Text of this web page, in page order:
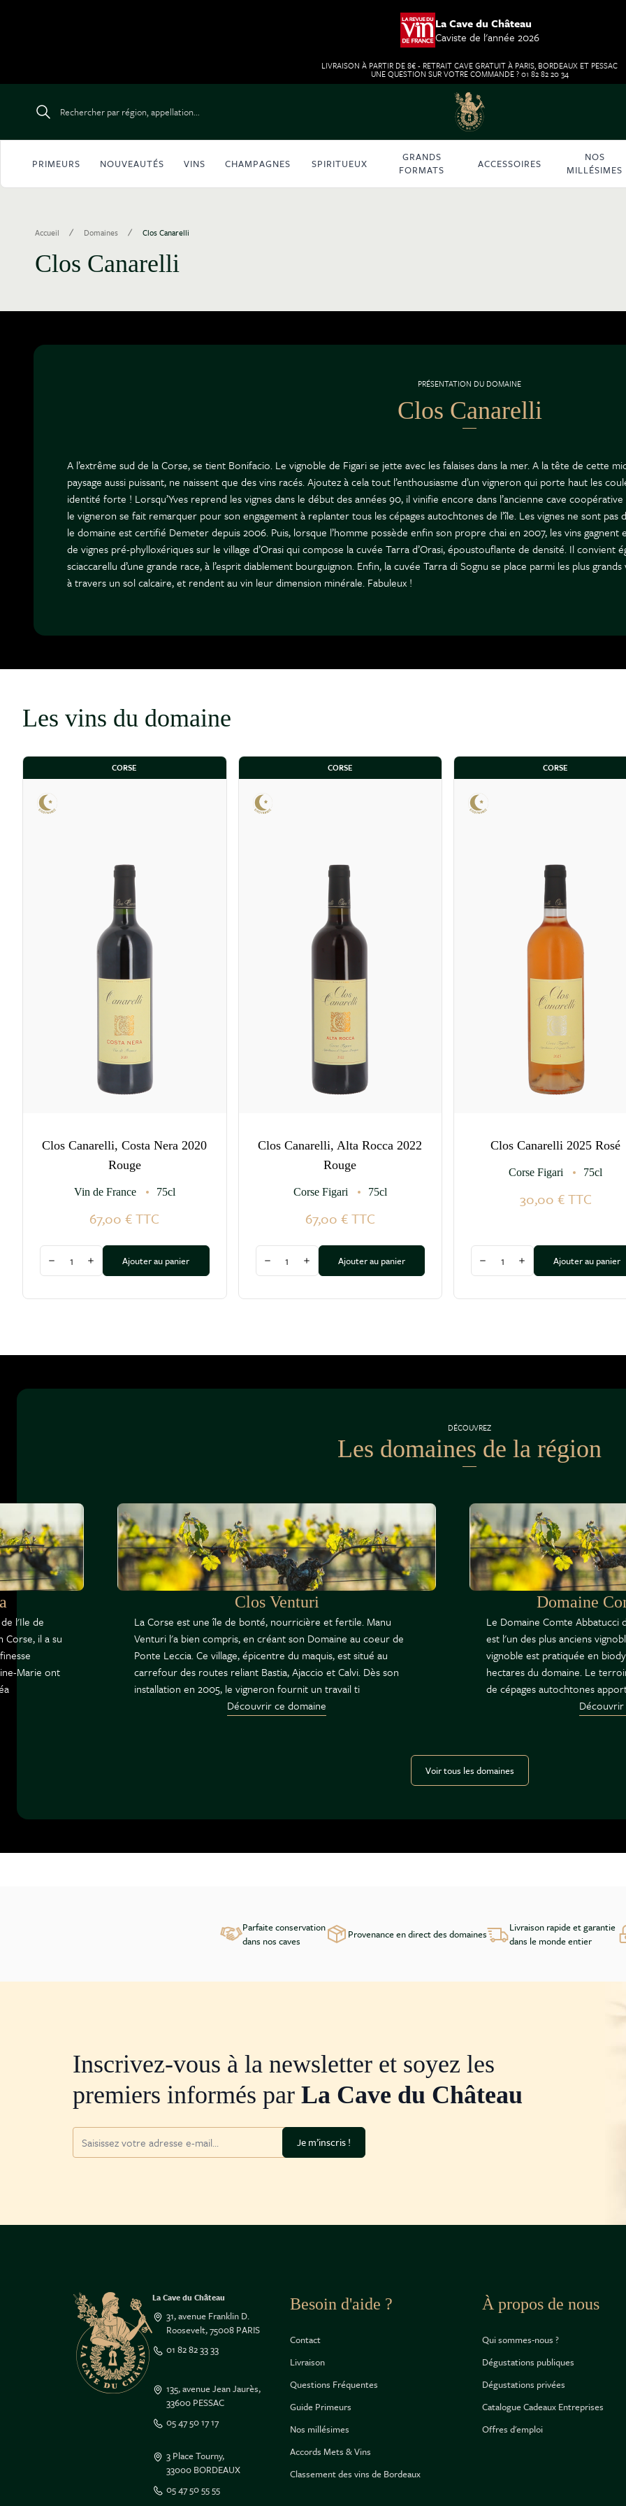
La Cave du Château
Caviste de l'année 2026
LIVRAISON À PARTIR DE 8€ - RETRAIT CAVE GRATUIT À PARIS, BORDEAUX ET PESSAC
UNE QUESTION SUR VOTRE COMMANDE ? 01 82 82 20 34
Rechercher par région, appellation...
PRIMEURS NOUVEAUTÉS VINS CHAMPAGNES SPIRITUEUX
GRANDS
FORMATS
ACCESSOIRES
NOS
MILLÉSIMES
Accueil / Domaines / Clos Canarelli
Clos Canarelli
PRÉSENTATION DU DOMAINE
Clos Canarelli
A l’extrême sud de la Corse, se tient Bonifacio. Le vignoble de Figari se jette avec les falaises dans la mer. A la tête de cette
paysage aussi puissant, ne naissent que des vins racés. Ajoutez à cela tout l’enthousiasme d’un vigneron qui porte haut les
identité forte ! Lorsqu’Yves reprend les vignes dans le début des années 90, il vinifie encore dans l’ancienne cave
le vigneron se fait remarquer pour son engagement à replanter tous les cépages autochtones de l’île. Les vignes ne sont
le domaine est certifié Demeter depuis 2006. Puis, lorsque l’homme possède enfin son propre chai en 2007, les vins
de vignes pré-phylloxériques sur le village d’Orasi qui compose la cuvée Tarra d’Orasi, époustouflante de densité. Il convient
sciaccarellu d’une grande race, à l’esprit diablement bourguignon. Enfin, la cuvée Tarra di Sognu se place parmi les plus
à travers un sol calcaire, et rendent au vin leur dimension minérale. Fabuleux !
Les vins du domaine
CORSE
Clos Canarelli, Costa Nera 2020
Rouge
Vin de France 75cl
67,00 €TTC
Diminuer la quantité
Augmenter la quantité
Ajouter au panier
CORSE
Clos Canarelli, Alta Rocca 2022
Rouge
Corse Figari 75cl
67,00 €TTC
Diminuer la quantité
Augmenter la quantité
Ajouter au panier
CORSE
Clos Canarelli 2025 Rosé
Corse Figari 75cl
30,00 €TTC
Diminuer la quantité
Augmenter la quantité
Ajouter au panier
DÉCOUVREZ
Les domaines de la région
l'Ile de
il a su
Marie ont
Clos Venturi
La Corse est une île de bonté, nourricière et fertile. Manu
Venturi l'a bien compris, en créant son Domaine au coeur de
Ponte Leccia. Ce village, épicentre du maquis, est situé au
carrefour des routes reliant Bastia, Ajaccio et Calvi. Dès son
installation en 2005, le vigneron fournit un travail ti
Découvrir ce domaine
Domaine
Le Domaine Comte Abbatucci
est l'un des plus anciens
vignoble est pratiquée en
hectares du domaine. Le
de cépages autochtones
Voir tous les domaines
Parfaite conservation
dans nos caves
Provenance en direct des domaines
Livraison rapide et garantie
dans le monde entier
Inscrivez-vous à la newsletter et soyez les
premiers informés par La Cave du Château
Je m’inscris !
La Cave du Château
31, avenue Franklin D.
Roosevelt, 75008 PARIS
01 82 82 33 33
135, avenue Jean Jaurès,
33600 PESSAC
05 47 50 17 17
3 Place Tourny,
33000 BORDEAUX
05 47 50 55 55
Besoin d'aide ?
Contact
Livraison
Questions Fréquentes
Guide Primeurs
Nos millésimes
Accords Mets & Vins
Classement des vins de Bordeaux
À propos de nous
Qui sommes-nous ?
Dégustations publiques
Dégustations privées
Catalogue Cadeaux Entreprises
Offres d'emploi